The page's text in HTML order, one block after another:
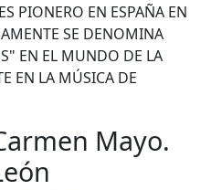
PIONERO EN ESPAÑA EN
SE DENOMINA
EN EL MUNDO DE LA
EN LA MÚSICA DE
Mayo.